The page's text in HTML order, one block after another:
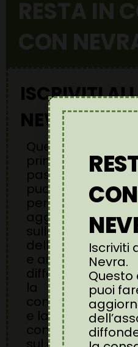
RESTA IN
CON
ISCRIVITI
NEWSLETTER
Questo è il
primo
passo che
puoi fare
per restare
aggiornato
sulle attività
dell’associazione
e aiutarci a
diffondere
la
conoscenza
e la
consapevolezza
Iscriviti
Nevra.
Questo
puoi